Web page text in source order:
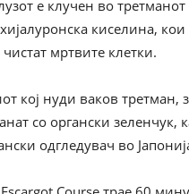
е клучен во
киселина, кои
мртвите клетки.
кој нуди ваков третман,
со органски зеленчук,
одгледувач во